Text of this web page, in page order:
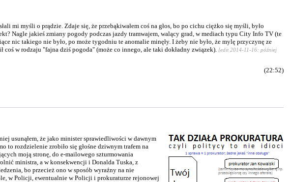
mi myśli o prądzie. Zdaje się, że przebąkiwałem coś na głos, bo po cichu ciężko się myśli, było
Nagle jakieś zmiany pogody podczas jazdy tramwajem, walący grad, w mediach typu City Info TV (te
nic takiego nie było, po może tygodniu te anomalie minęły. I żeby nie było, że mylę przyczynę ze
w rodzaju "fajna dziś pogoda" (może co innego, ale taki dokładny związek). [edit 2014-11-16: później
(22:52)
usunąłem, że jako minister sprawiedliwości w dawnym
to rozdzielenie zrobiło się głośne dziwnym trafem na
moją stronę, do e-mailowego szturmowania
ministra, a w konsekwencji i Donalda Tuska, z
bo przecież ono w sposób wyraźny na nie
w Policji, ewentualnie w Policji i prokuraturze rejonowej